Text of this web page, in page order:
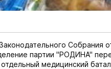
Собрания
партии "РОДИНА"
медицинский